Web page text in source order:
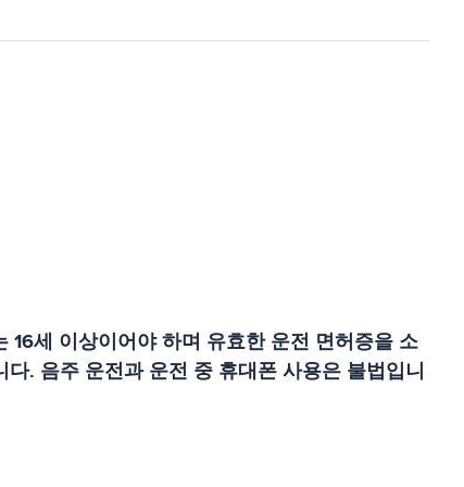
세 이상이어야 하며 유효한 운전 면허증을 소
. 음주 운전과 운전 중 휴대폰 사용은 불법입니